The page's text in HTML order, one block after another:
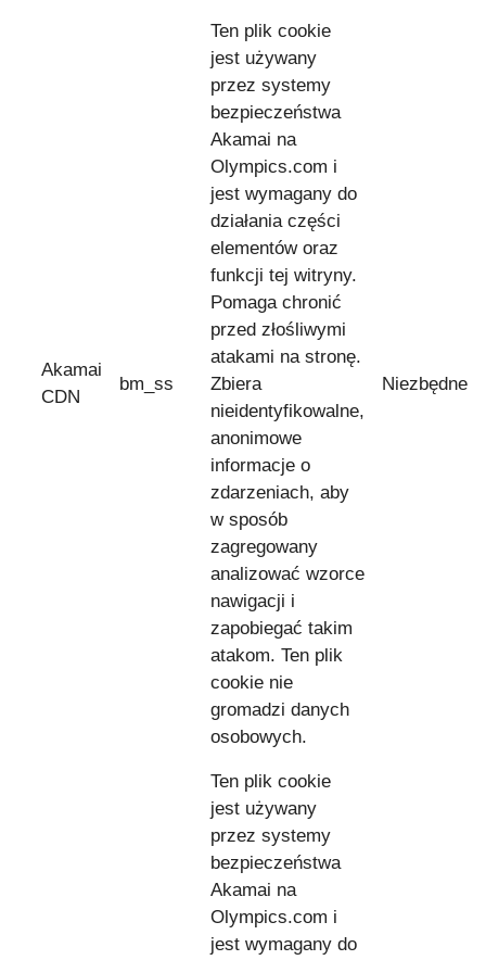
Akamai
CDN
bm_ss
Ten plik cookie
jest używany
przez systemy
bezpieczeństwa
Akamai na
Olympics.com i
jest wymagany do
działania części
elementów oraz
funkcji tej witryny.
Pomaga chronić
przed złośliwymi
atakami na stronę.
Zbiera
nieidentyfikowalne,
anonimowe
informacje o
zdarzeniach, aby
w sposób
zagregowany
analizować wzorce
nawigacji i
zapobiegać takim
atakom. Ten plik
cookie nie
gromadzi danych
osobowych.
Niezbędne
Ten plik cookie
jest używany
przez systemy
bezpieczeństwa
Akamai na
Olympics.com i
jest wymagany do